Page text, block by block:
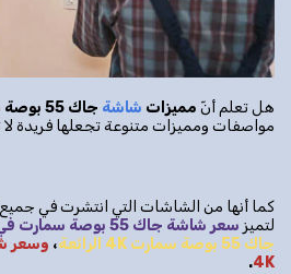
هل تعلم أنّ مميزات شاشة جاك 55 بوصة سمارت
مواصفات ومميزات متنوعة تجعلها فريدة
كما أنها من الشاشات التي انتشرت في
لتميز سعر شاشة جاك 55 بوصة سمارت في كارفور
جاك 55 بوصة سمارت 4
K الرائعة،
4K
.